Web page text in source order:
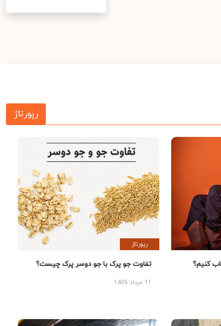
رپورتاژ
کنیم؟
رپورتاژ
تفاوت جو پرک با جو دوسر پرک چیست؟